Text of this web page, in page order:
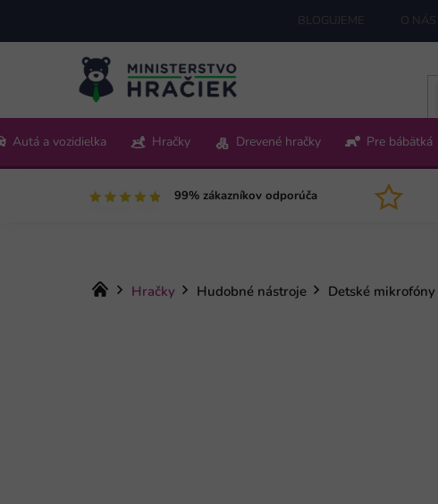
obsah
BLOGUJEME O NÁS
Pon-Pia 9:00-15:00
Autá a vozidielka Hračky Drevené hračky Pre bábätká
99% zákazníkov odporúča
Domov
Hračky Hudobné nástroje Detské mikrofóny